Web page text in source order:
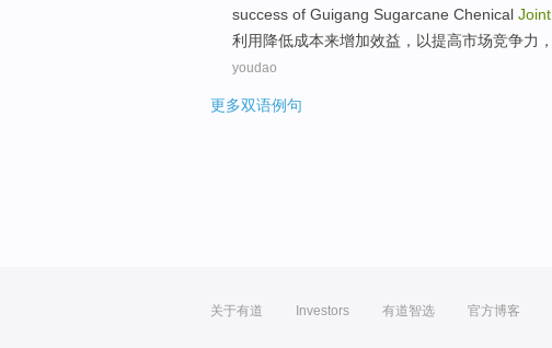
success of Guigang Sugarcane Chenical Joint
利用降低成本来增加效益 ， 以提高市场竞争力 ，
youdao
更多双语例句
关于有道 Investors 有道智选 官方博客